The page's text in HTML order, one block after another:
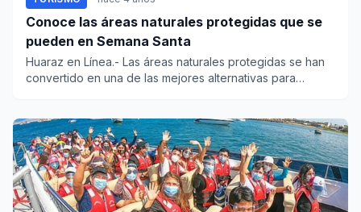
Conoce las áreas naturales protegidas que se
pueden en Semana Santa
Huaraz en Línea.- Las áreas naturales protegidas se han
convertido en una de las mejores alternativas para